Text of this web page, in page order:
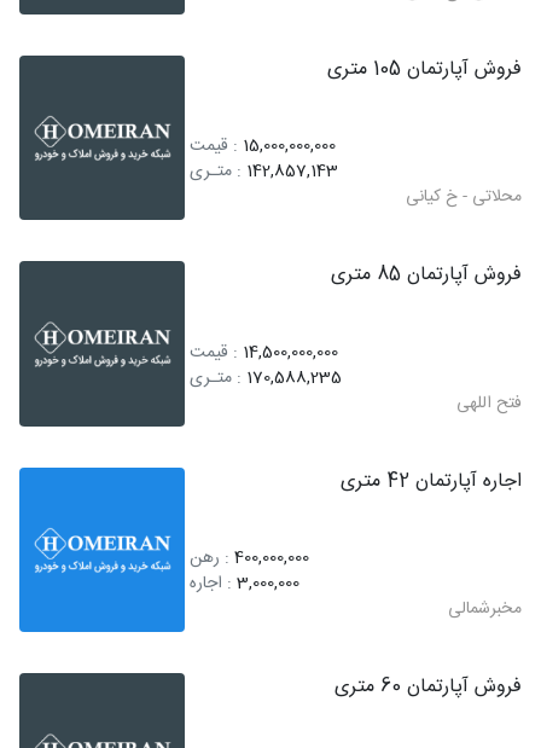
فروش آپارتمان 105 متری
15,000,000,000 : قیمت
142,857,143 : متـری
محلاتی - خ کیانی
فروش آپارتمان 85 متری
14,500,000,000 : قیمت
170,588,235 : متـری
فتح اللهی
اجاره آپارتمان 42 متری
400,000,000 : رهن
3,000,000 : اجاره
مخبرشمالی
فروش آپارتمان 60 متری